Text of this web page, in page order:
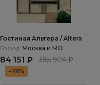
Гостиная Альтера / Altera
Город: Москва и МО
84 151 ₽ 385 904 ₽
-78%